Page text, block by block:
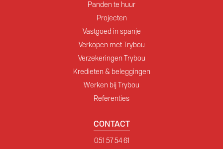
Panden te huur
Projecten
Vastgoed in spanje
Verkopen met Trybou
Verzekeringen Trybou
Kredieten & beleggingen
Werken bij Trybou
Referenties
CONTACT
051 57 54 61